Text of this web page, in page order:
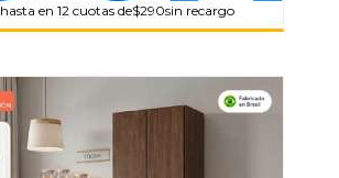
hasta en 12 cuotas de$290sin recargo